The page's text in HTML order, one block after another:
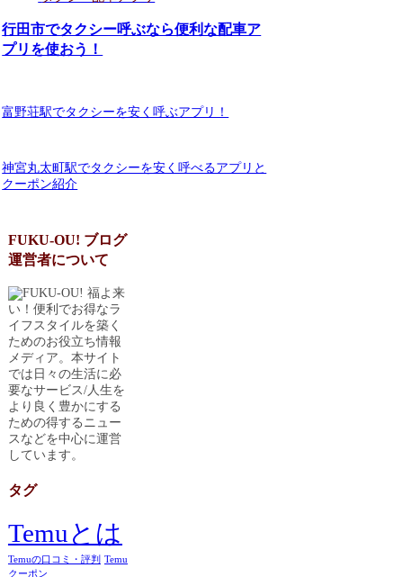
行田市でタクシー呼ぶなら便利な配車ア
プリを使おう！
富野荘駅でタクシーを安く呼ぶアプリ！
神宮丸太町駅でタクシーを安く呼べるアプリと
クーポン紹介
FUKU-OU! ブログ
運営者について
福よ来
い！便利でお得なラ
イフスタイルを築く
ためのお役立ち情報
メディア。本サイト
では日々の生活に必
要なサービス/人生を
より良く豊かにする
ための得するニュー
スなどを中心に運営
しています。
タグ
Temuとは
Temuの口コミ・評判 Temu
クーポン